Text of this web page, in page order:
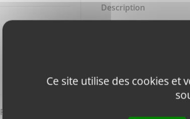
Description
Partager sur
Ce site utilise des cookies et